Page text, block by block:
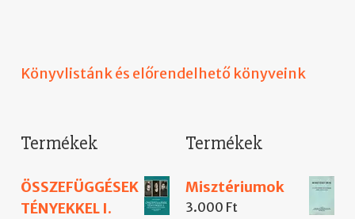
Könyvlistánk és előrendelhető könyveink
Termékek
ÖSSZEFÜGGÉSEK
TÉNYEKKEL I.
Termékek
Misztériumok
3.000 Ft